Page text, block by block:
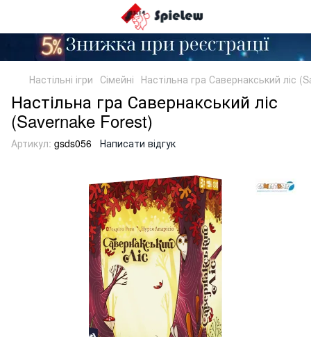
Настільні ігри Сімейні Настільна гра Савернакський ліс
Настільна гра Савернакський ліс
(Savernake Forest)
Артикул: gsds056 Написати відгук